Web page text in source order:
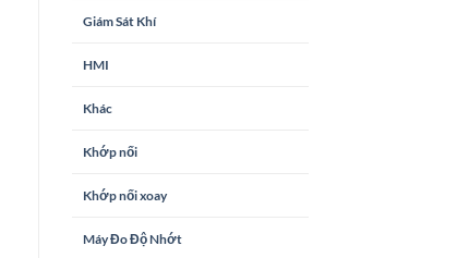
Giám Sát Khí
HMI
Khác
Khớp nối
Khớp nối xoay
Máy Đo Độ Nhớt